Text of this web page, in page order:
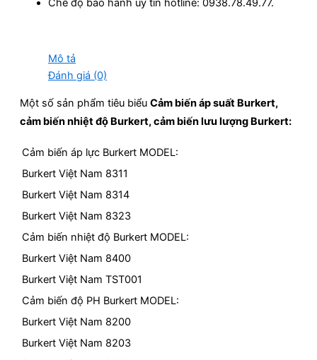
Chế độ bảo hành uy tín hotline: 0938.78.49.77.
Mô tả
Đánh giá (0)
Một số sản phẩm tiêu biểu Cảm biến áp suất Burkert,
cảm biến nhiệt độ Burkert, cảm biến lưu lượng Burkert:
Cảm biến áp lực Burkert MODEL:
Burkert Việt Nam 8311
Burkert Việt Nam 8314
Burkert Việt Nam 8323
Cảm biến nhiệt độ Burkert MODEL:
Burkert Việt Nam 8400
Burkert Việt Nam TST001
Cảm biến độ PH Burkert MODEL:
Burkert Việt Nam 8200
Burkert Việt Nam 8203